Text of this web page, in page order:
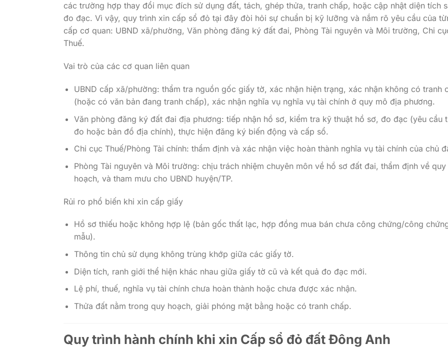
các trường hợp thay đổi mục đích sử dụng đất, tách, ghép thửa, tranh chấp, hoặc cập nhật diện tích
đo đạc. Vì vậy, quy trình xin cấp sổ đỏ tại đây đòi hỏi sự chuẩn bị kỹ lưỡng và nắm rõ yêu cầu của
cấp cơ quan: UBND xã/phường, Văn phòng đăng ký đất đai, Phòng Tài nguyên và Môi trường, Chi
Thuế.
Vai trò của các cơ quan liên quan
UBND cấp xã/phường: thẩm tra nguồn gốc giấy tờ, xác nhận hiện trạng, xác nhận không có tranh
(hoặc có văn bản đang tranh chấp), xác nhận nghĩa vụ nghĩa vụ tài chính ở quy mô địa phương.
Văn phòng đăng ký đất đai địa phương: tiếp nhận hồ sơ, kiểm tra kỹ thuật hồ sơ, đo đạc (yêu cầu
đo hoặc bản đồ địa chính), thực hiện đăng ký biến động và cấp sổ.
Chi cục Thuế/Phòng Tài chính: thẩm định và xác nhận việc hoàn thành nghĩa vụ tài chính của chủ
Phòng Tài nguyên và Môi trường: chịu trách nhiệm chuyên môn về hồ sơ đất đai, thẩm định về quy
hoạch, và tham mưu cho UBND huyện/TP.
Rủi ro phổ biến khi xin cấp giấy
Hồ sơ thiếu hoặc không hợp lệ (bản gốc thất lạc, hợp đồng mua bán chưa công chứng/công
mẫu).
Thông tin chủ sử dụng không trùng khớp giữa các giấy tờ.
Diện tích, ranh giới thể hiện khác nhau giữa giấy tờ cũ và kết quả đo đạc mới.
Lệ phí, thuế, nghĩa vụ tài chính chưa hoàn thành hoặc chưa được xác nhận.
Thửa đất nằm trong quy hoạch, giải phóng mặt bằng hoặc có tranh chấp.
Quy trình hành chính khi xin Cấp sổ đỏ đất Đông Anh